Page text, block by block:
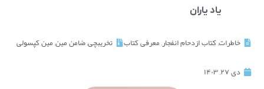
یاد یاران
خاطرات,کتاب ازدحام انفجار,معرفی کتاب تخریبچی,ضامن مین,مین کپسولی
دی ۲۷, ۱۴۰۳